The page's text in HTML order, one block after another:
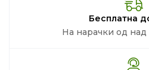
Бесплатна
На нарачки од над